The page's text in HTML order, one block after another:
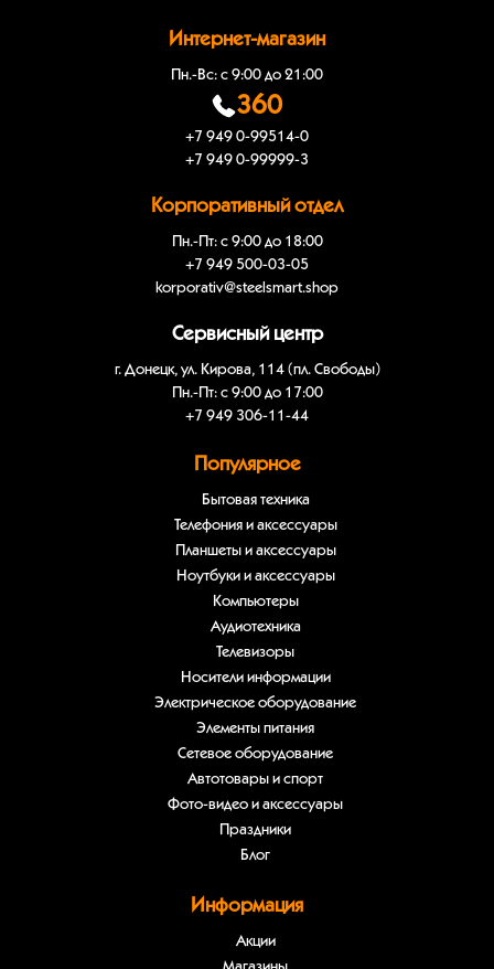
Интернет-магазин
Пн.-Вс: с 9:00 до 21:00
360
+7 949 0-99514-0
+7 949 0-99999-3
Корпоративный отдел
Пн.-Пт: с 9:00 до 18:00
+7 949 500-03-05
korporativ@steelsmart.shop
Сервисный центр
г. Донецк, ул. Кирова, 114 (пл. Свободы)
Пн.-Пт: с 9:00 до 17:00
+7 949 306-11-44
Популярное
Бытовая техника
Телефония и аксессуары
Планшеты и аксессуары
Ноутбуки и аксессуары
Компьютеры
Аудиотехника
Телевизоры
Носители информации
Электрическое оборудование
Элементы питания
Сетевое оборудование
Автотовары и спорт
Фото-видео и аксессуары
Праздники
Блог
Информация
Акции